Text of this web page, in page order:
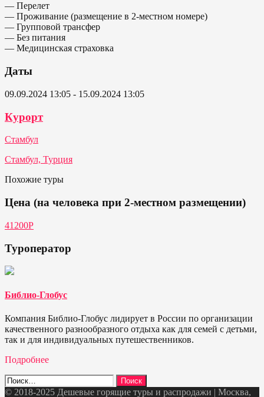
— Перелет
— Проживание (размещение в 2-местном номере)
— Групповой трансфер
— Без питания
— Медицинская страховка
Даты
09.09.2024 13:05 - 15.09.2024 13:05
Курорт
Стамбул
Стамбул, Турция
Похожие туры
Цена (на человека при 2-местном размещении)
41200Р
Туроператор
Библио-Глобус
Компания Библио-Глобус лидирует в России по организации
качественного разнообразного отдыха как для семей с детьми,
так и для индивидуальных путешественников.
Подробнее
Найти:
© 2018-2025 Дешевые горящие туры и распродажи | Москва,